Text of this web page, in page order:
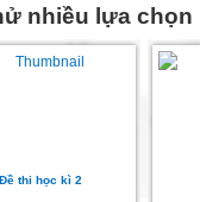
are my
nhiều lựa chọn
Đề thi học kì 2